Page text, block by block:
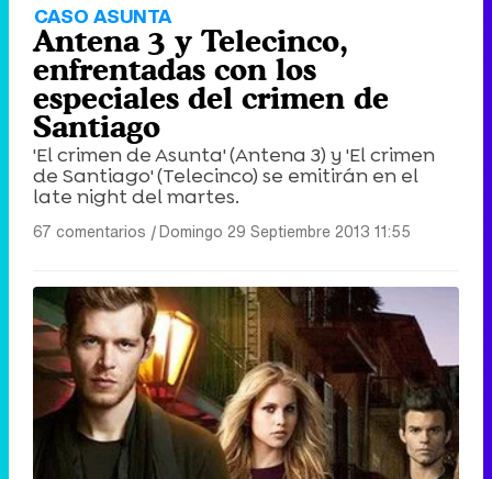
CASO ASUNTA
Antena 3 y Telecinco,
enfrentadas con los
especiales del crimen de
Santiago
'El crimen de Asunta' (Antena 3) y 'El crimen
de Santiago' (Telecinco) se emitirán en el
late night del martes.
67 comentarios |Domingo 29 Septiembre 2013 11:55